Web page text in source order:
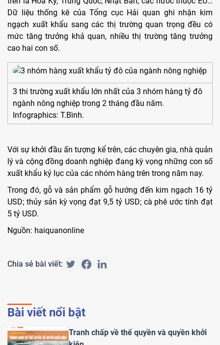
Dữ liệu thống kê của Tổng cục Hải quan ghi nhận kim
ngạch xuất khẩu sang các thị trường quan trọng đều có
mức tăng trưởng khả quan, nhiều thị trường tăng trưởng
cao hai con số.
3 thi trường xuất khẩu lớn nhất của 3 nhóm hàng tỷ đô
ngành nông nghiệp trong 2 tháng đầu năm.
Infographics: T.Bình.
Với sự khởi đầu ấn tượng kể trên, các chuyên gia, nhà quản
lý và cộng đồng doanh nghiệp đang kỳ vọng những con số
xuất khẩu kỷ lục của các nhóm hàng trên trong năm nay.
Trong đó, gỗ và sản phẩm gỗ hướng đến kim ngạch 16 tỷ
USD; thủy sản kỳ vọng đạt 9,5 tỷ USD; cà phê ước tính đạt
5 tỷ USD.
Nguồn: haiquanonline
Chia sẻ bài viết:
Bài viết nổi bật
Tranh chấp về thế quyền và quyền khởi